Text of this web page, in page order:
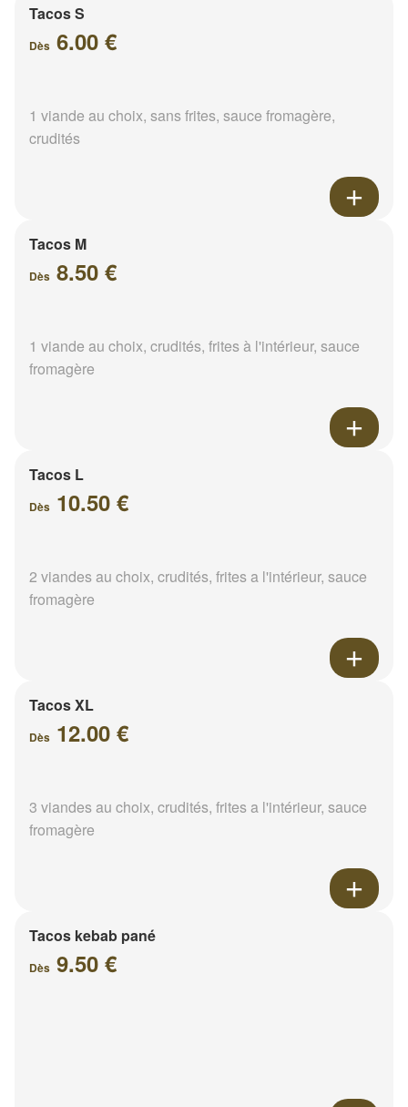
Tacos S
Dès 6.00 €
1 viande au choix, sans frites, sauce fromagère,
crudités
Tacos M
Dès 8.50 €
1 viande au choix, crudités, frites à l'intérieur, sauce
fromagère
Tacos L
Dès 10.50 €
2 viandes au choix, crudités, frites a l'intérieur, sauce
fromagère
Tacos XL
Dès 12.00 €
3 viandes au choix, crudités, frites a l'intérieur, sauce
fromagère
Tacos kebab pané
Dès 9.50 €